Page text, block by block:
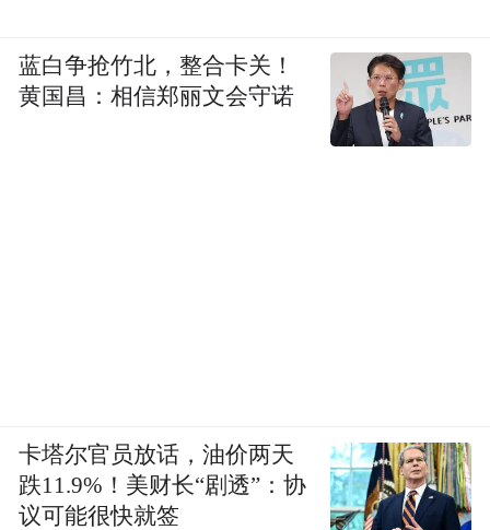
蓝白争抢竹北，整合卡关！
黄国昌：相信郑丽文会守诺
卡塔尔官员放话，油价两天
跌11.9%！美财长“剧透”：协
议可能很快就签